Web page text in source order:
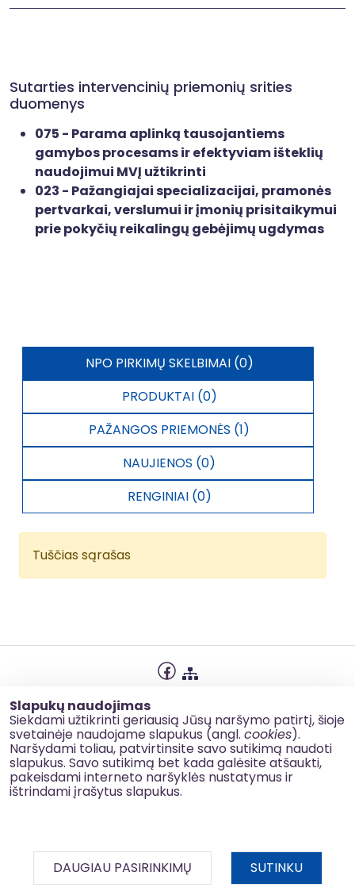
Slapukų naudojimas
Siekdami užtikrinti geriausią Jūsų naršymo patirtį, šioje
svetainėje naudojame slapukus (angl. cookies).
Naršydami toliau, patvirtinsite savo sutikimą naudoti
slapukus. Savo sutikimą bet kada galėsite atšaukti,
pakeisdami interneto naršyklės nustatymus ir
ištrindami įrašytus slapukus.
DAUGIAU PASIRINKIMŲ SUTINKU
Sutarties intervencinių priemonių srities
duomenys
075 - Parama aplinką tausojantiems
gamybos procesams ir efektyviam išteklių
naudojimui MVĮ užtikrinti
023 - Pažangiajai specializacijai, pramonės
pertvarkai, verslumui ir įmonių prisitaikymui
prie pokyčių reikalingų gebėjimų ugdymas
NPO PIRKIMŲ SKELBIMAI (0)
PRODUKTAI (0)
PAŽANGOS PRIEMONĖS (1)
NAUJIENOS (0)
RENGINIAI (0)
Tuščias sąrašas
Slapukų naudojimas
Korupcijos prevencija
Kontaktai